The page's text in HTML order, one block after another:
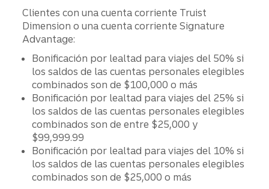
Clientes con una cuenta corriente Truist
Dimension o una cuenta corriente Signature
Advantage:
Bonificación por lealtad para viajes del 50% si
los saldos de las cuentas personales elegibles
combinados son de $100,000 o más
Bonificación por lealtad para viajes del 25% si
los saldos de las cuentas personales elegibles
combinados son de entre $25,000 y
$99,999.99
Bonificación por lealtad para viajes del 10% si
los saldos de las cuentas personales elegibles
combinados son de $25,000 o más